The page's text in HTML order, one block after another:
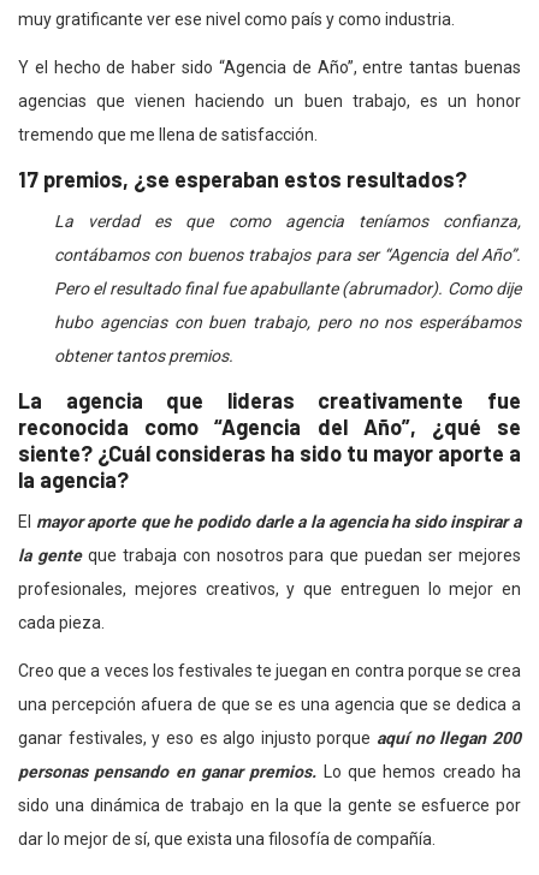
muy gratificante ver ese nivel como país y como industria.
Y el hecho de haber sido “Agencia de Año”, entre tantas buenas
agencias que vienen haciendo un buen trabajo, es un honor
tremendo que me llena de satisfacción.
17 premios, ¿se esperaban estos resultados?
La verdad es que como agencia teníamos confianza,
contábamos con buenos trabajos para ser “Agencia del Año”.
Pero el resultado final fue apabullante (abrumador). Como dije
hubo agencias con buen trabajo, pero no nos esperábamos
obtener tantos premios.
La agencia que lideras creativamente fue
reconocida como “Agencia del Año”, ¿qué se
siente? ¿Cuál consideras ha sido tu mayor aporte a
la agencia?
El mayor aporte que he podido darle a la agencia ha sido inspirar a
la gente que trabaja con nosotros para que puedan ser mejores
profesionales, mejores creativos, y que entreguen lo mejor en
cada pieza.
Creo que a veces los festivales te juegan en contra porque se crea
una percepción afuera de que se es una agencia que se dedica a
ganar festivales, y eso es algo injusto porque aquí no llegan 200
personas pensando en ganar premios. Lo que hemos creado ha
sido una dinámica de trabajo en la que la gente se esfuerce por
dar lo mejor de sí, que exista una filosofía de compañía.